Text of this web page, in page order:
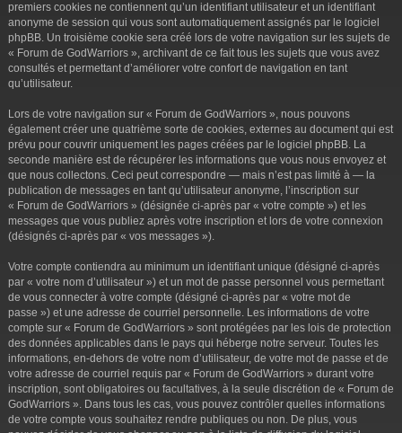
premiers cookies ne contiennent qu’un identifiant utilisateur et un identifiant
anonyme de session qui vous sont automatiquement assignés par le logiciel
phpBB. Un troisième cookie sera créé lors de votre navigation sur les sujets de
« Forum de GodWarriors », archivant de ce fait tous les sujets que vous avez
consultés et permettant d’améliorer votre confort de navigation en tant
qu’utilisateur.
Lors de votre navigation sur « Forum de GodWarriors », nous pouvons
également créer une quatrième sorte de cookies, externes au document qui est
prévu pour couvrir uniquement les pages créées par le logiciel phpBB. La
seconde manière est de récupérer les informations que vous nous envoyez et
que nous collectons. Ceci peut correspondre — mais n’est pas limité à — la
publication de messages en tant qu’utilisateur anonyme, l’inscription sur
« Forum de GodWarriors » (désignée ci-après par « votre compte ») et les
messages que vous publiez après votre inscription et lors de votre connexion
(désignés ci-après par « vos messages »).
Votre compte contiendra au minimum un identifiant unique (désigné ci-après
par « votre nom d’utilisateur ») et un mot de passe personnel vous permettant
de vous connecter à votre compte (désigné ci-après par « votre mot de
passe ») et une adresse de courriel personnelle. Les informations de votre
compte sur « Forum de GodWarriors » sont protégées par les lois de protection
des données applicables dans le pays qui héberge notre serveur. Toutes les
informations, en-dehors de votre nom d’utilisateur, de votre mot de passe et de
votre adresse de courriel requis par « Forum de GodWarriors » durant votre
inscription, sont obligatoires ou facultatives, à la seule discrétion de « Forum de
GodWarriors ». Dans tous les cas, vous pouvez contrôler quelles informations
de votre compte vous souhaitez rendre publiques ou non. De plus, vous